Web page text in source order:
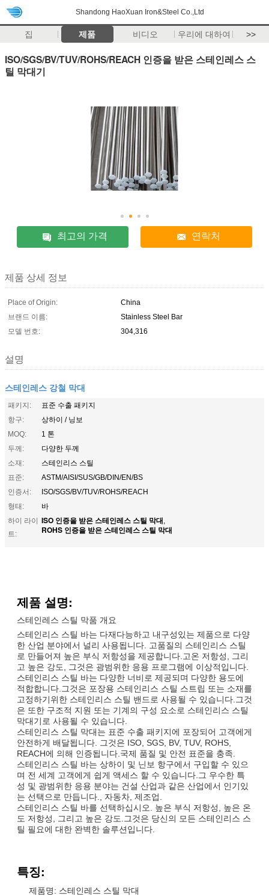
Shandong HaoXuan Iron&Steel Co.,Ltd
집 제품 비디오 우리에 대하여 >>
ISO/SGS/BV/TUV/ROHS/REACH 인증을 받은 스테인레스 스
틸 막대기
최고의 가격 연락처
제품 상세 정보
Place of Origin:
China
브랜드 이름:
Stainless Steel Bar
모델 번호:
304,316
설명
스테인레스 강철 막대
패키지:
표준 수출 패키지
항구:
상하이 / 닝보
MOQ:
1 톤
두께:
다양한 두께
소재:
스테인리스 스틸
표준:
ASTM/AISI/SUS/GB/DIN/EN/BS
인증서:
ISO/SGS/BV/TUV/ROHS/REACH
형태:
바
하이 라이
트:
ISO 인증을 받은 스테인레스 스틸 막대,
ROHS 인증을 받은 스테인레스 스틸 막대
제품 설명:
스테인레스 스틸 막품 개요
스테인리스 스틸 바는 다재다능하고 내구성있는 제품으로 다양
한 산업 분야에서 널리 사용됩니다. 고품질의 스테인리스 스틸
로 만들어져 높은 부식 저항성을 제공합니다.고온 저항성, 그리
고 높은 강도, 그것은 광범위한 응용 프로그램에 이상적입니다.
스테인리스 스틸 바는 다양한 너비로 제공되며 다양한 용도에
적합합니다.그것은 포장용 스테인리스 스틸 스트립 또는 소재를
고정하기위한 스테인리스 스틸 밴드로 사용될 수 있습니다.그것
은 또한 구조적 지원 또는 기계의 구성 요소로 스테인리스 스틸
막대기로 사용될 수 있습니다.
스테인리스 스틸 막대는 표준 수출 패키지에 포장되어 고객에게
안전하게 배달됩니다. 그것은 ISO, SGS, BV, TUV, ROHS,
REACH에 의해 인증됩니다.국제 품질 및 안전 표준을 충족.
스테인리스 스틸 바는 상하이 및 닌보 항구에서 구입할 수 있으
며 전 세계 고객에게 쉽게 액세스 할 수 있습니다.그 우수한 특
성 및 광범위한 응용 분야는 건설 산업과 같은 산업에서 인기있
는 선택으로 만듭니다., 자동차, 제조업.
스테인리스 스틸 바를 선택하십시오. 높은 부식 저항성, 높은 온
도 저항성, 그리고 높은 강도.그것은 당신의 모든 스테인리스 스
틸 필요에 대한 완벽한 솔루션입니다.
특징:
제품명: 스테인레스 스틸 막대